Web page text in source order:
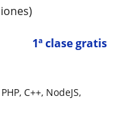
1ª clase gratis
C++, NodeJS,